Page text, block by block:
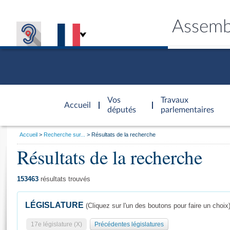
Accueil
d'accueil
Vos
députés
Travaux
parlementaires
Général
Vous
Accueil Recherche sur... Résultats de la recherche
Résultats de la recherche
153463 résultats trouvés
LÉGISLATURE (Cliquez sur l'un des boutons pour faire un choix)
17e législature (X) Précédentes législatures